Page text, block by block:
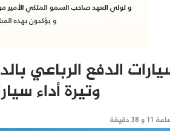
الدفع الرباعي
وتيرة أداء